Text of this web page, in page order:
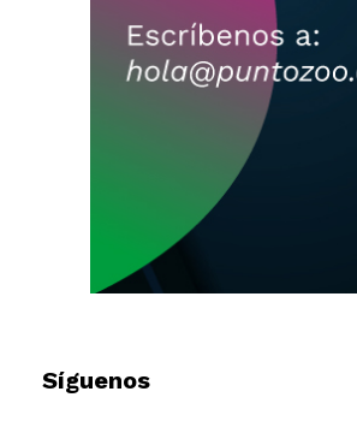
Síguenos